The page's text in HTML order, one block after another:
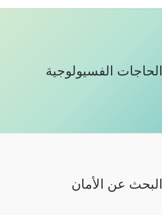
الحاجات الفسيولوجية
البحث عن الأمان